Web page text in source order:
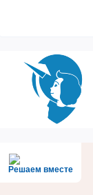
Решаем вместе